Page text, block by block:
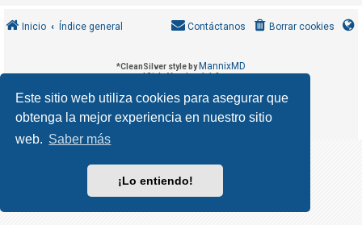
Este sitio web utiliza cookies para asegurar que
obtenga la mejor experiencia en nuestro sitio
web. Saber más
¡Lo entiendo!
r
T
e
s
Inicio Índice general Borrar cookies
Contáctanos
*CleanSilver style by MannixMD
Traducción al español por phpBB España
Privacidad|Condiciones